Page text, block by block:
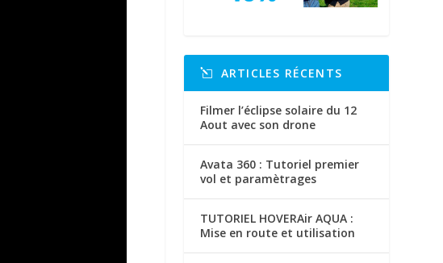
ARTICLES RÉCENTS
Filmer l’éclipse solaire du 12
Aout avec son drone
Avata 360 : Tutoriel premier
vol et paramètrages
TUTORIEL HOVERAir AQUA :
Mise en route et utilisation